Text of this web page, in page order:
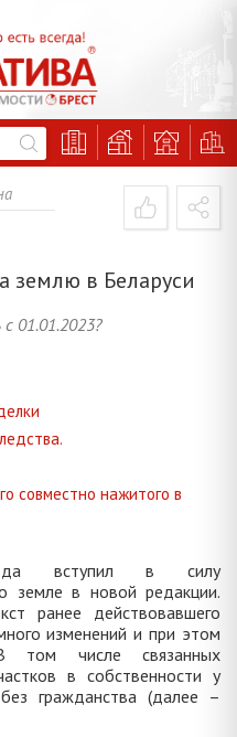
землю в Беларуси
01.01.2023?
совместно нажитого в
вступил в силу
земле в новой редакции.
ранее действовавшего
изменений и при этом
том числе связанных
в собственности у
гражданства (далее –